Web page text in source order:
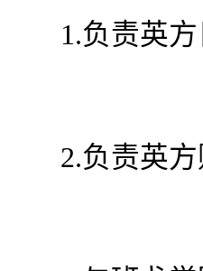
1.负责英
2.负责英